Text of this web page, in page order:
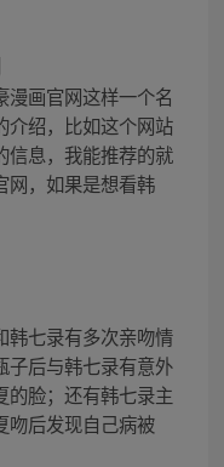
画官网这样一个名
介绍，比如这个网站
信息，我能推荐的就
网，如果是想看韩
韩七录有多次亲吻情
子后与韩七录有意外
的脸；还有韩七录主
吻后发现自己病被